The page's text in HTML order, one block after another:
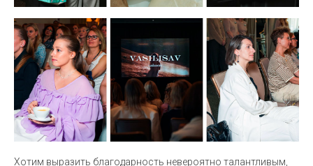
Хотим выразить благодарность невероятно талантливым,